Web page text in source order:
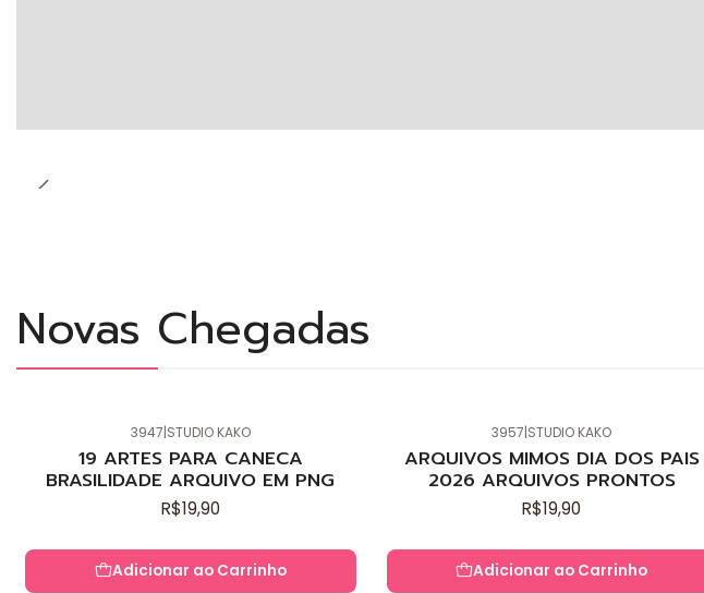
Novas Chegadas
3947|STUDIO KAKO
19 ARTES PARA CANECA
BRASILIDADE ARQUIVO EM PNG
R$19,90
Adicionar ao Carrinho
3957|STUDIO KAKO
ARQUIVOS MIMOS DIA DOS PAIS
2026 ARQUIVOS PRONTOS
R$19,90
Adicionar ao Carrinho